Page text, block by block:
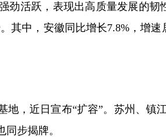
劲活跃，表现出高质量发展的
其中，安徽同比增长7.8%，增
，近日宣布“扩容”。苏州、
步揭牌。